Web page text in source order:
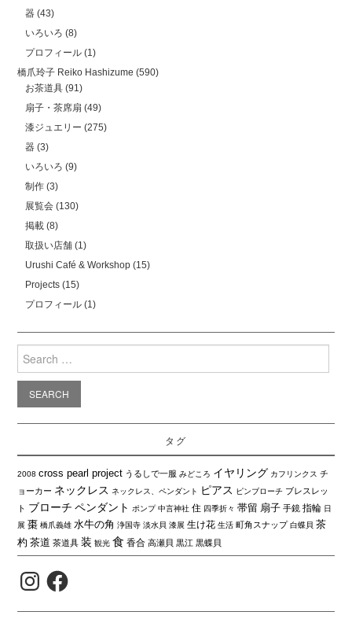
器 (43)
いろいろ (8)
プロフィール (1)
橋爪玲子 Reiko Hashizume (590)
お茶道具 (91)
扇子・茶席扇 (49)
漆ジュエリー (275)
器 (3)
いろいろ (9)
制作 (3)
展覧会 (130)
掲載 (8)
取扱い店舗 (1)
Urushi Café & Workshop (15)
Projects (15)
プロフィール (1)
for:
タグ
2008 cross pearl project うるしで一服 みどころ イヤリング カフリンクス チ
ョーカー ネックレス ネックレス、ペンダント ピアス ピンブローチ ブレスレッ
ト ブローチ ペンダント ポンプ 中言神社 住 四季折々 帯留 扇子 手鏡 指輪 日
展 棗 橋爪義雄 水牛の角 浄国寺 淡水貝 漆展 生け花 生活 町角スナップ 白蝶貝 茶
杓 茶道 茶道具 装 観光 食 香合 高瀬貝 黒江 黒蝶貝
InstagramFacebook